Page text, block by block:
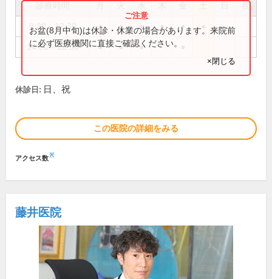
祝
8:30～12:30 ● ● ● ● ●
14:00～18:00 ● ● ●
お盆(8月中旬)は休診・休業の場合があります。来院前
に必ず医療機関に直接ご確認ください。
×閉じる
休診日: 日、祝
この医院の詳細をみる
アクセス数※
藤井医院